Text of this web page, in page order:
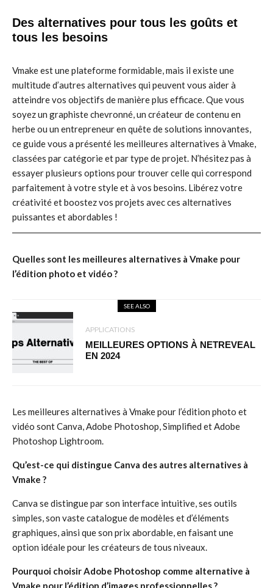
Des alternatives pour tous les goûts et
tous les besoins
Vmake est une plateforme formidable, mais il existe une
multitude d’autres alternatives qui peuvent vous aider à
atteindre vos objectifs de manière plus efficace. Que vous
soyez un graphiste chevronné, un créateur de contenu en
herbe ou un entrepreneur en quête de solutions innovantes,
ce guide vous a présenté les meilleures alternatives à Vmake,
classées par catégorie et par type de projet. N’hésitez pas à
essayer plusieurs options pour trouver celle qui correspond
parfaitement à votre style et à vos besoins. Libérez votre
créativité et boostez vos projets avec ces alternatives
puissantes et abordables !
Quelles sont les meilleures alternatives à Vmake pour
l’édition photo et vidéo ?
SEE ALSO
APPLICATIONS
MEILLEURES OPTIONS À NETREVEAL
EN 2024
Les meilleures alternatives à Vmake pour l’édition photo et
vidéo sont Canva, Adobe Photoshop, Simplified et Adobe
Photoshop Lightroom.
Qu’est-ce qui distingue Canva des autres alternatives à
Vmake ?
Canva se distingue par son interface intuitive, ses outils
simples, son vaste catalogue de modèles et d’éléments
graphiques, ainsi que son prix abordable, en faisant une
option idéale pour les créateurs de tous niveaux.
Pourquoi choisir Adobe Photoshop comme alternative à
Vmake pour l’édition d’images professionnelles ?